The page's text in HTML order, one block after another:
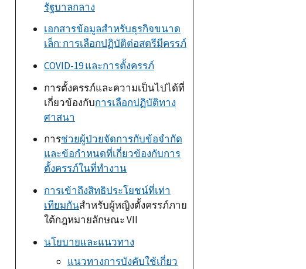
รัฐบาลกลาง
เอกสารข้อมูลสำหรับธุรกิจขนาด
เล็ก: การเลือกปฏิบัติต่อสตรีมีครรภ์
COVID-19และการตั้งครรภ์
การตั้งครรภ์และความเป็นไปได้ที่
เกี่ยวข้องกับการเลือกปฏิบัติทาง
ศาสนา
การช่วยผู้ป่วยจัดการกับข้อจำกัด
และข้อกำหนดที่เกี่ยวข้องกับการ
ตั้งครรภ์ในที่ทำงาน
การเข้าถึงสิทธิประโยชน์ที่เท่า
เทียมกันสำหรับผู้หญิงตั้งครรภ์ภาย
ใต้กฎหมายลักษณะVII
นโยบายและแนวทาง
แนวทางการบังคับใช้เกี่ยว